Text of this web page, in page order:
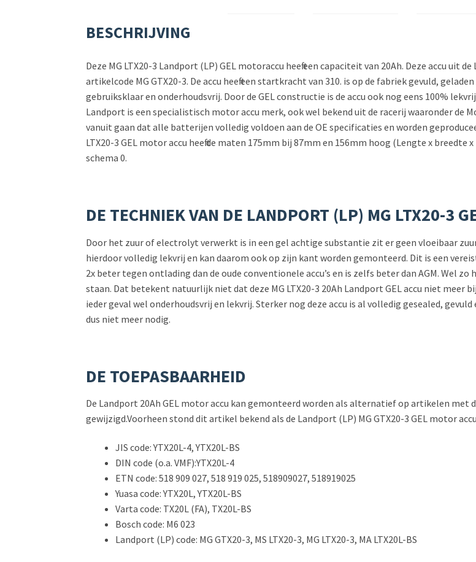
BESCHRIJVING
Deze MG LTX20-3 Landport (LP) GEL motoraccu heeft een capaciteit van 20Ah. Deze accu uit
artikelcode MG GTX20-3. De accu heeft een startkracht van 310. is op de fabriek gevuld,
gebruiksklaar en onderhoudsvrij. Door de GEL constructie is de accu ook nog eens 100%
Landport is een specialistisch motor accu merk, ook wel bekend uit de racerij waaronder de
vanuit gaan dat alle batterijen volledig voldoen aan de OE specificaties en worden
LTX20-3 GEL motor accu heeft de maten 175mm bij 87mm en 156mm hoog (Lengte x
schema 0.
DE TECHNIEK VAN DE LANDPORT (LP) MG LTX20-3
Door het zuur of electrolyt verwerkt is in een gel achtige substantie zit er geen vloeibaar zuur
hierdoor volledig lekvrij en kan daarom ook op zijn kant worden gemonteerd. Dit is een
2x beter tegen ontlading dan de oude conventionele accu’s en is zelfs beter dan AGM. Wel
staan. Dat betekent natuurlijk niet dat deze MG LTX20-3 20Ah Landport GEL accu niet meer
ieder geval wel onderhoudsvrij en lekvrij. Sterker nog deze accu is al volledig gesealed,
dus niet meer nodig.
DE TOEPASBAARHEID
De Landport 20Ah GEL motor accu kan gemonteerd worden als alternatief op artikelen met
gewijzigd.Voorheen stond dit artikel bekend als de Landport (LP) MG GTX20-3 GEL motor
JIS code: YTX20L-4, YTX20L-BS
DIN code (o.a. VMF):YTX20L-4
ETN code: 518 909 027, 518 919 025, 518909027, 518919025
Yuasa code: YTX20L, YTX20L-BS
Varta code: TX20L (FA), TX20L-BS
Bosch code: M6 023
Landport (LP) code: MG GTX20-3, MS LTX20-3, MG LTX20-3, MA LTX20L-BS